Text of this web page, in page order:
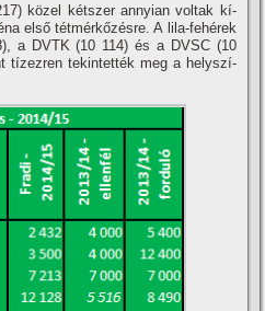
közel kétszer annyian voltak kí­
első tétmérkőzésre. A lila-fehérek
a DVTK (10 114) és a DVSC (10
tí­zezren tekintették meg a helyszí­